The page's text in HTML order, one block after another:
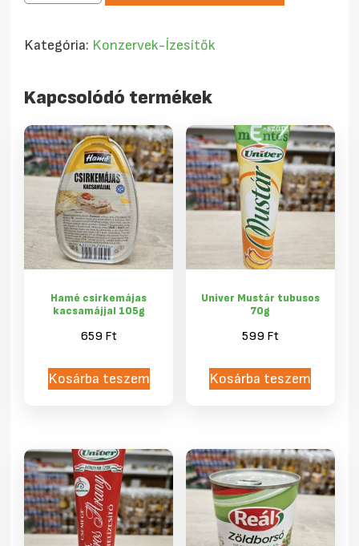
300g
Kategória: Konzervek-Ízesítők
Kapcsolódó termékek
Hamé csirkemájas
kacsamájjal 105g
659 Ft
Kosárba teszem
Univer Mustár tubusos
70g
599 Ft
Kosárba teszem